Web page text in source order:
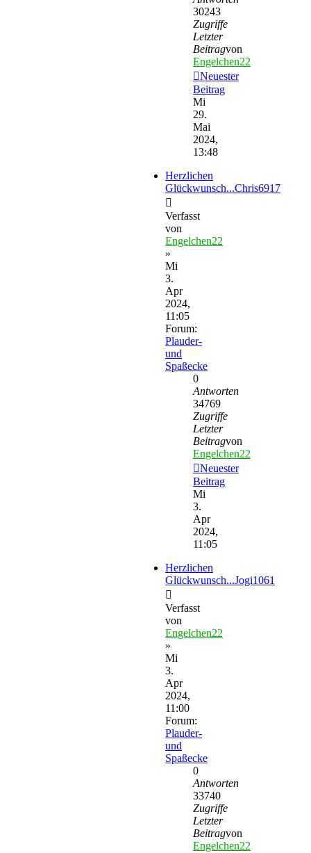
30243
Zugriffe
Letzter
Beitragvon
Engelchen22
Neuester
Beitrag
Mi
29.
Mai
2024,
13:48
Herzlichen
Glückwunsch...Chris6917
Verfasst
von
Engelchen22
»
Mi
3.
Apr
2024,
11:05
Forum:
Plauder-
und
Spaßecke
0
Antworten
34769
Zugriffe
Letzter
Beitragvon
Engelchen22
Neuester
Beitrag
Mi
3.
Apr
2024,
11:05
Herzlichen
Glückwunsch...Jogi1061
Verfasst
von
Engelchen22
»
Mi
3.
Apr
2024,
11:00
Forum:
Plauder-
und
Spaßecke
0
Antworten
33740
Zugriffe
Letzter
Beitragvon
Engelchen22